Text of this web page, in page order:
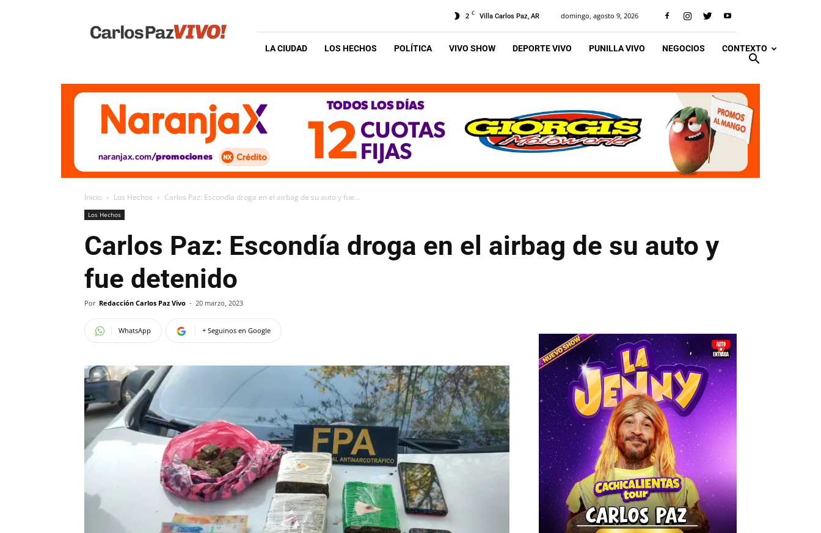
Vivo
2 C Villa Carlos Paz, AR domingo, agosto 9, 2026
LA CIUDAD LOS HECHOS POLÍTICA VIVO SHOW DEPORTE VIVO PUNILLA VIVO NEGOCIOS CONTEXTO
Inicio Los Hechos Carlos Paz: Escondía droga en el airbag de su auto y fue...
Los Hechos
Carlos Paz: Escondía droga en el airbag de su auto y
fue detenido
Por Redacción Carlos Paz Vivo - 20 marzo, 2023
WhatsApp + Seguinos en Google